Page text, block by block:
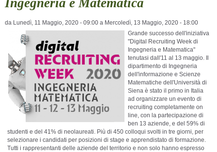
da Lunedì, 11 Maggio, 2020 - 09:00 a Mercoledì, 13 Maggio, 2020 - 18:00
Grande successo dell'iniziativa
"Digital Recruiting Week di
Ingegneria e Matematica"
tenutasi dall'11 al 13 maggio. Il
dipartimento di Ingegneria
dell'informazione e Scienze
Matematiche dell'Università di
Siena è stato il primo in Italia
ad organizzare un evento di
recruiting completamente on
line, con la partecipazione di
ben 13 aziende, e del 59% di
studenti e del 41% di neolaureati. Più di 450 colloqui svolti in tre giorni, per
selezionare i candidati per posizioni di stage e apprendistato di formazione.
Tutti i rappresentanti delle aziende del territorio e non solo hanno espresso